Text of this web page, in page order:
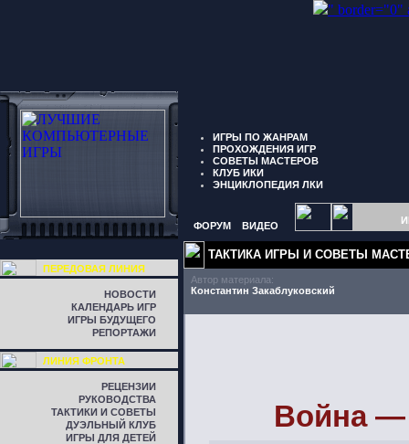
" border="0"
ИГРЫ ПО ЖАНРАМ
ПРОХОЖДЕНИЯ ИГР
СОВЕТЫ МАСТЕРОВ
КЛУБ ИКИ
ЭНЦИКЛОПЕДИЯ ЛКИ
ФОРУМ ВИДЕО
ПЕРЕДОВАЯ ЛИНИЯ
НОВОСТИ
КАЛЕНДАРЬ ИГР
ИГРЫ БУДУЩЕГО
РЕПОРТАЖИ
ЛИНИЯ ФРОНТА
РЕЦЕНЗИИ
РУКОВОДСТВА
ТАКТИКИ И СОВЕТЫ
ДУЭЛЬНЫЙ КЛУБ
ИГРЫ ДЛЯ ДЕТЕЙ
ТАКТИКА ИГРЫ И СОВЕТЫ
Автор материала:
Константин Закаблуковский
Война —